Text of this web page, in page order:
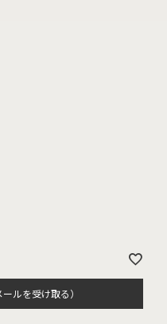
ルを受け取る）